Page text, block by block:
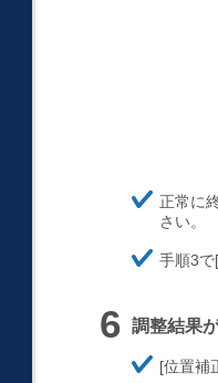
ほ
そ
く
正常に
さい。
ほ
そ
手順3で
調整結果
ほ
そ
位置補